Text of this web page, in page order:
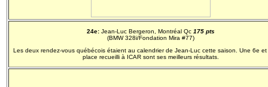
24e:Jean-Luc Bergeron, Montréal Qc 175 pts
(BMW 328i/Fondation Mira #77)
Les deux rendez-vous québécois étaient au calendrier de Jean-Luc cette saison. Une 6e
place recueilli à ICAR sont ses meilleurs résultats.